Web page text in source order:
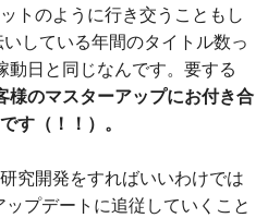
トのように行き交うこともし
している年間のタイトル数っ
動日と同じなんです。要する
様のマスターアップにお付き合
す（！！）。
究開発をすればいいわけでは
プデートに追従していくこと